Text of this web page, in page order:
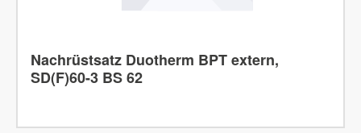
Nachrüstsatz Duotherm BPT extern,
SD(F)60-3 BS 62